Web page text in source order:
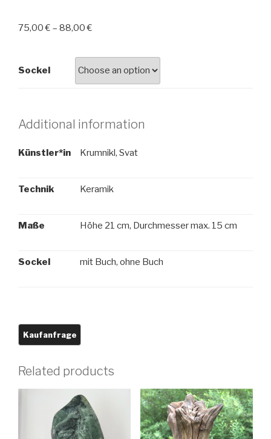
75,00€ – 88,00€
Sockel
Additional information
Künstler*in Krumnikl, Svat
Technik Keramik
Maße Höhe 21 cm, Durchmesser max. 15 cm
Sockel mit Buch, ohne Buch
Related products